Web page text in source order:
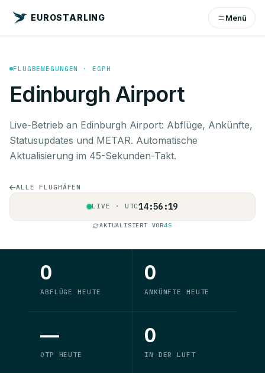
EUROSTARLING Menü
FLUGBEWEGUNGEN · EGPH
Edinburgh Airport
Live-Betrieb an Edinburgh Airport: Abflüge, Ankünfte,
Statusupdates und METAR. Automatische
Aktualisierung im 45-Sekunden-Takt.
ALLE FLUGHÄFEN
LIVE · UTC14:56:20
AKTUALISIERT VOR5S
0
ABFLÜGE HEUTE
0
ANKÜNFTE HEUTE
—
OTP HEUTE
0
IN DER LUFT